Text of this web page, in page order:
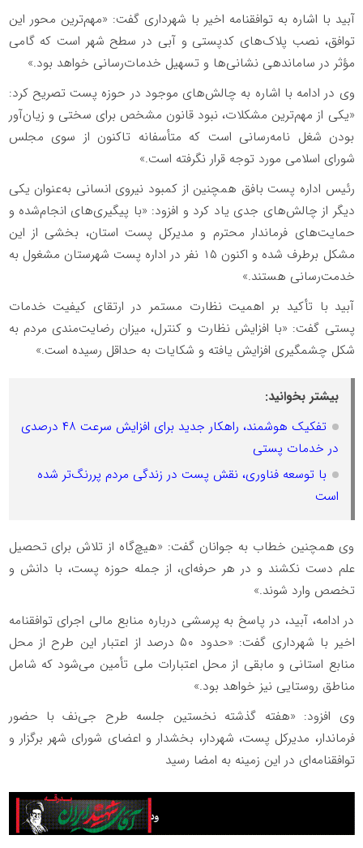
آبید با اشاره به توافقنامه اخیر با شهرداری گفت: «مهم‌ترین محور این
توافق، نصب پلاک‌های کدپستی و آبی در سطح شهر است که گامی
مؤثر در ساماندهی نشانی‌ها و تسهیل خدمات‌رسانی خواهد بود.»
وی در ادامه با اشاره به چالش‌های موجود در حوزه پست تصریح کرد:
«یکی از مهم‌ترین مشکلات، نبود قانون مشخص برای سختی و زیان‌آور
بودن شغل نامه‌رسانی است که متأسفانه تاکنون از سوی مجلس
شورای اسلامی مورد توجه قرار نگرفته است.»
رئیس اداره پست بافق همچنین از کمبود نیروی انسانی به‌عنوان یکی
دیگر از چالش‌های جدی یاد کرد و افزود: «با پیگیری‌های انجام‌شده و
حمایت‌های فرماندار محترم و مدیرکل پست استان، بخشی از این
مشکل برطرف شده و اکنون ۱۵ نفر در اداره پست شهرستان مشغول به
خدمت‌رسانی هستند.»
آبید با تأکید بر اهمیت نظارت مستمر در ارتقای کیفیت خدمات
پستی گفت: «با افزایش نظارت و کنترل، میزان رضایت‌مندی مردم به
شکل چشمگیری افزایش یافته و شکایات به حداقل رسیده است.»
بیشتر بخوانید:
تفکیک هوشمند، راهکار جدید برای افزایش سرعت ۴۸ درصدی
در خدمات پستی
با توسعه فناوری، نقش پست در زندگی مردم پررنگ‌تر شده
است
وی همچنین خطاب به جوانان گفت: «هیچ‌گاه از تلاش برای تحصیل
علم دست نکشند و در هر حرفه‌ای، از جمله حوزه پست، با دانش و
تخصص وارد شوند.»
در ادامه، آبید، در پاسخ به پرسشی درباره منابع مالی اجرای توافقنامه
اخیر با شهرداری گفت: «حدود ۵۰ درصد از اعتبار این طرح از محل
منابع استانی و مابقی از محل اعتبارات ملی تأمین می‌شود که شامل
مناطق روستایی نیز خواهد بود.»
وی افزود: «هفته گذشته نخستین جلسه طرح جی‌نف با حضور
فرماندار، مدیرکل پست، شهردار، بخشدار و اعضای شورای شهر برگزار و
توافقنامه‌ای در این زمینه به امضا رسید